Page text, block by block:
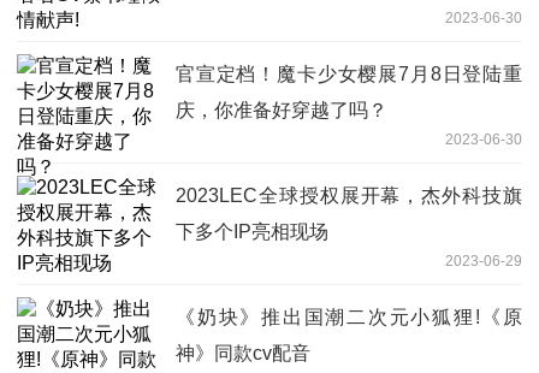
2023-06-30
官宣定档！魔卡少女樱展7月8日登陆重
庆，你准备好穿越了吗？
2023-06-30
2023LEC全球授权展开幕，杰外科技旗
下多个IP亮相现场
2023-06-29
《奶块》推出国潮二次元小狐狸!《原
神》同款cv配音